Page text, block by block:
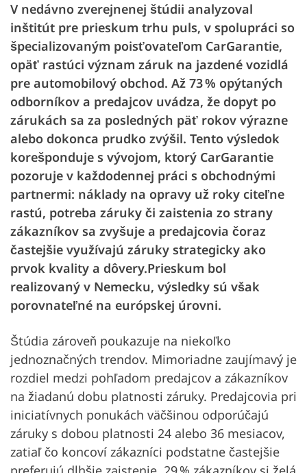
V nedávno zverejnenej štúdii analyzoval
inštitút pre prieskum trhu puls, v spolupráci so
špecializovaným poisťovateľom CarGarantie,
opäť rastúci význam záruk na jazdené vozidlá
pre automobilový obchod. Až 73 % opýtaných
odborníkov a predajcov uvádza, že dopyt po
zárukách sa za posledných päť rokov výrazne
alebo dokonca prudko zvýšil. Tento výsledok
korešponduje s vývojom, ktorý CarGarantie
pozoruje v každodennej práci s obchodnými
partnermi: náklady na opravy už roky citeľne
rastú, potreba záruky či zaistenia zo strany
zákazníkov sa zvyšuje a predajcovia čoraz
častejšie využívajú záruky strategicky ako
prvok kvality a dôvery.Prieskum bol
realizovaný v Nemecku, výsledky sú však
porovnateľné na európskej úrovni.
Štúdia zároveň poukazuje na niekoľko
jednoznačných trendov. Mimoriadne zaujímavý je
rozdiel medzi pohľadom predajcov a zákazníkov
na žiadanú dobu platnosti záruky. Predajcovia pri
iniciatívnych ponukách väčšinou odporúčajú
záruky s dobou platnosti 24 alebo 36 mesiacov,
zatiaľ čo koncoví zákazníci podstatne častejšie